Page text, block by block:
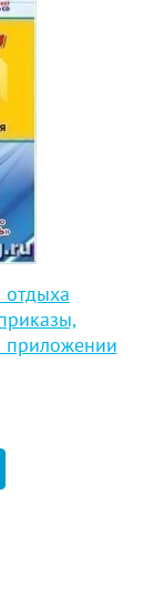
отдыха
приложении